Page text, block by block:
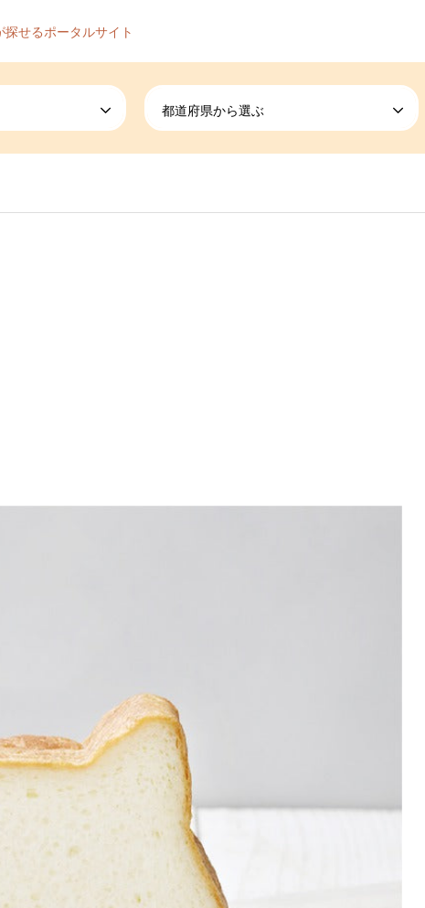
せるポータルサイト
都道府県から選ぶ